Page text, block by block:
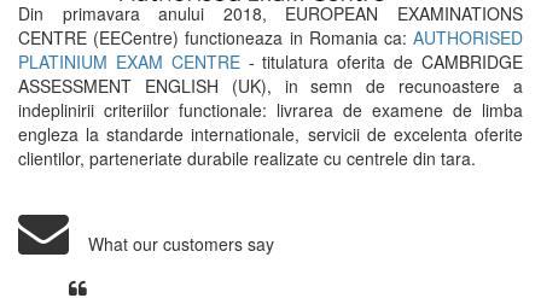
Din primavara anului 2018, EUROPEAN EXAMINATIONS
CENTRE (EECentre) functioneaza in Romania ca: AUTHORISED
PLATINIUM EXAM CENTRE- titulatura oferita de CAMBRIDGE
ASSESSMENT ENGLISH (UK), in semn de recunoastere a
indeplinirii criteriilor functionale: livrarea de examene de limba
engleza la standarde internationale, servicii de excelenta oferite
clientilor, parteneriate durabile realizate cu centrele din tara.
What our customers say